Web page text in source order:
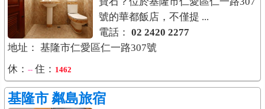
號的華都飯店，不僅提 ...
電話： 02 2420 2277
地址： 基隆市仁愛區仁一路307號
休： -- 住： 1462
基隆市粼島旅宿